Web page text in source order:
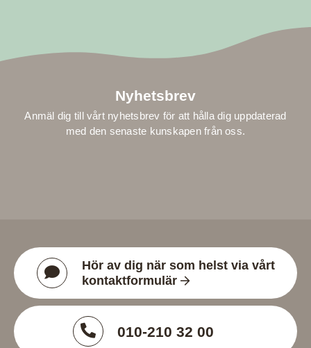
Nyhetsbrev
Anmäl dig till vårt nyhetsbrev för att hålla dig uppdaterad
med den senaste kunskapen från oss.
Hör av dig när som helst via vårt
kontaktformulär
010-210 32 00